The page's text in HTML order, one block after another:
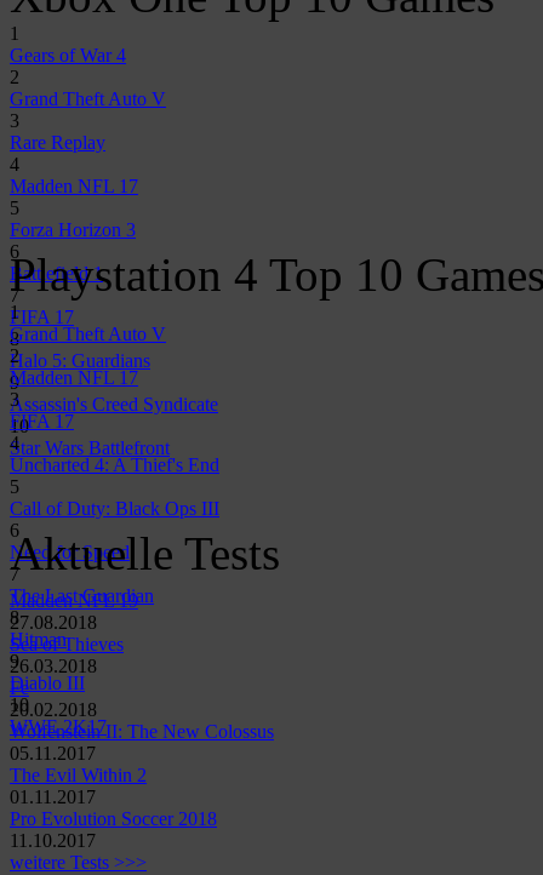
1
Gears of War 4
2
Grand Theft Auto V
3
Rare Replay
4
Madden NFL 17
5
Forza Horizon 3
6
Battlefield 1
7
FIFA 17
8
Halo 5: Guardians
9
Assassin's Creed Syndicate
10
Star Wars Battlefront
Playstation 4 Top 10
1
Grand Theft Auto V
2
Madden NFL 17
3
FIFA 17
4
Uncharted 4: A Thief's End
5
Call of Duty: Black Ops III
6
Need for Speed
7
The Last Guardian
8
Hitman
9
Diablo III
10
WWE 2K17
Aktuelle Tests
Madden NFL 19
27.08.2018
Sea of Thieves
26.03.2018
Fe
20.02.2018
Wolfenstein II: The New Colossus
05.11.2017
The Evil Within 2
01.11.2017
Pro Evolution Soccer 2018
11.10.2017
weitere Tests >>>